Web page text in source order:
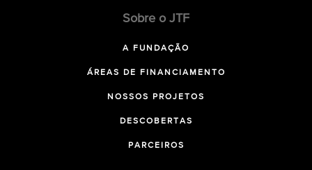
Sobre o JTF
A FUNDAÇÃO
ÁREAS DE FINANCIAMENTO
NOSSOS PROJETOS
DESCOBERTAS
PARCEIROS